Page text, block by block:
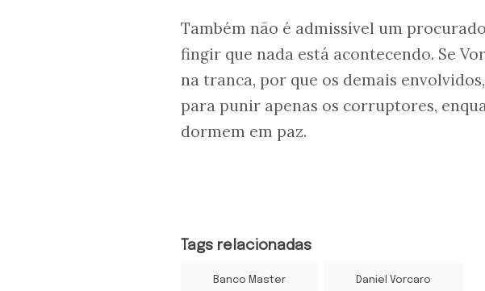
Também não é admissível um
fingir que nada está acontecendo. Se
na tranca, por que os demais
para punir apenas os corruptores,
dormem em paz.
Tags relacionadas
Banco Master Daniel Vorcaro